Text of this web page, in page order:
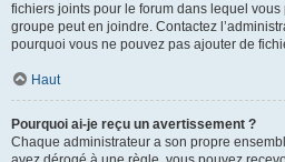
fichiers joints pour le forum dans lequel
groupe peut en joindre. Contactez
pourquoi vous ne pouvez pas ajouter de
Haut
Pourquoi ai-je reçu un avertissement ?
Chaque administrateur a son propre